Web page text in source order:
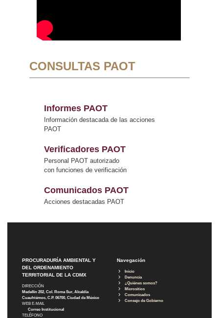
CONSULTAS PAOT
Informes PAOT
Información destacada de las acciones
PAOT
Verificadores PAOT
Personal PAOT autorizado
con funciones de verificación
Comunicados PAOT
Acciones destacadas PAOT
PROCURADURÍA AMBIENTAL Y
DEL ORDENAMIENTO
TERRITORIAL DE LA CDMX
DIRECCIÓN
Medellín 202, Col. Roma Sur, Alcaldía
Cuauhtémoc, C.P. 06700, Ciudad de México
WEB E-MAIL
Correo Institucional
TELÉFONO
Navegación
Inicio
Denuncia
¿Quiénes somos?
Micrositios
Comunicados
Consejo de Gobierno